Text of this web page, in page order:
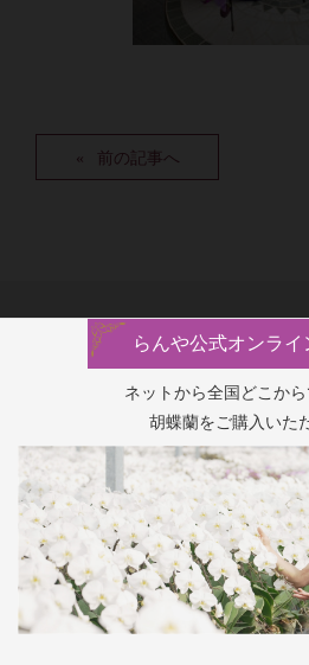
前の記事へ
らんや公式オンラ
ネットから全国どこか
胡蝶蘭をご購入いた